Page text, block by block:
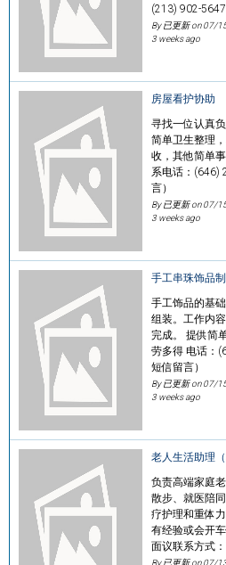
(213) 902-
By 已更新 on07/
3 weeks ago
房屋看护协助
寻找一位认真
简单卫生整理
收，其他简单
系电话：(646)
言）
By 已更新 on07/
3 weeks ago
手工串珠饰品
手工饰品的基
组装。工作内
完成。 提供简
劳多得 电话：
短信留言）
By 已更新 on07/
3 weeks ago
老人生活助理（
负责高端家庭
散步、就医陪
疗护理和重体
有经验或会开
面议联系方式
By 已更新 on07/